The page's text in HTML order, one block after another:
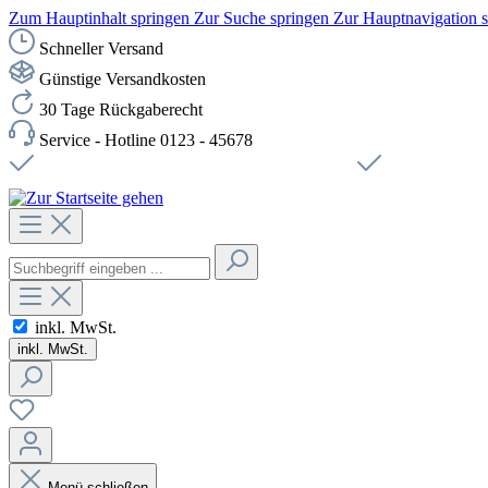
Zum Hauptinhalt springen Zur Suche springen Zur Hauptnavigation
Schneller Versand
Günstige Versandkosten
30 Tage Rückgaberecht
Service - Hotline 0123 - 45678
inkl. MwSt.
inkl. MwSt.